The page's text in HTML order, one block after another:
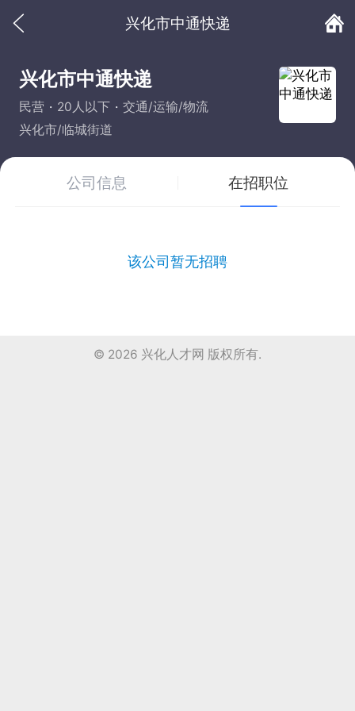
兴化市中通快递
兴化市中通快递
民营 20人以下
交通/运输/物流
兴化市/临城街道
公司信息 在招职位
该公司暂无招聘
© 2026 兴化人才网 版权所有.